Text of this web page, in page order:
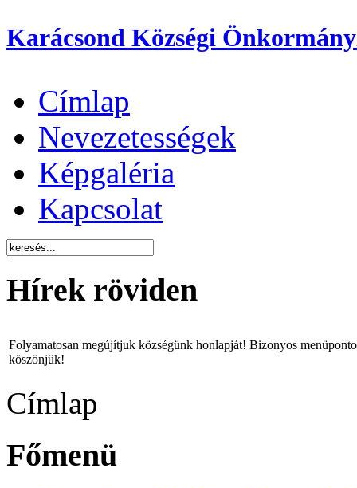
Karácsond Községi
Címlap
Nevezetességek
Képgaléria
Kapcsolat
Hírek röviden
Folyamatosan megújítjuk községünk honlapját! Bizonyos
köszönjük!
Címlap
Főmenü